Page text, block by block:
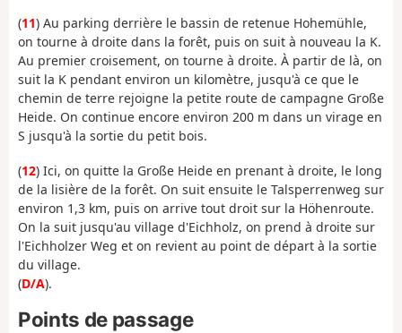
(11) Au parking derrière le bassin de retenue Hohemühle,
on tourne à droite dans la forêt, puis on suit à nouveau la K.
Au premier croisement, on tourne à droite. À partir de là, on
suit la K pendant environ un kilomètre, jusqu'à ce que le
chemin de terre rejoigne la petite route de campagne Große
Heide. On continue encore environ 200 m dans un virage en
S jusqu'à la sortie du petit bois.
(12) Ici, on quitte la Große Heide en prenant à droite, le long
de la lisière de la forêt. On suit ensuite le Talsperrenweg sur
environ 1,3 km, puis on arrive tout droit sur la Höhenroute.
On la suit jusqu'au village d'Eichholz, on prend à droite sur
l'Eichholzer Weg et on revient au point de départ à la sortie
du village.
(D/A).
Points de passage